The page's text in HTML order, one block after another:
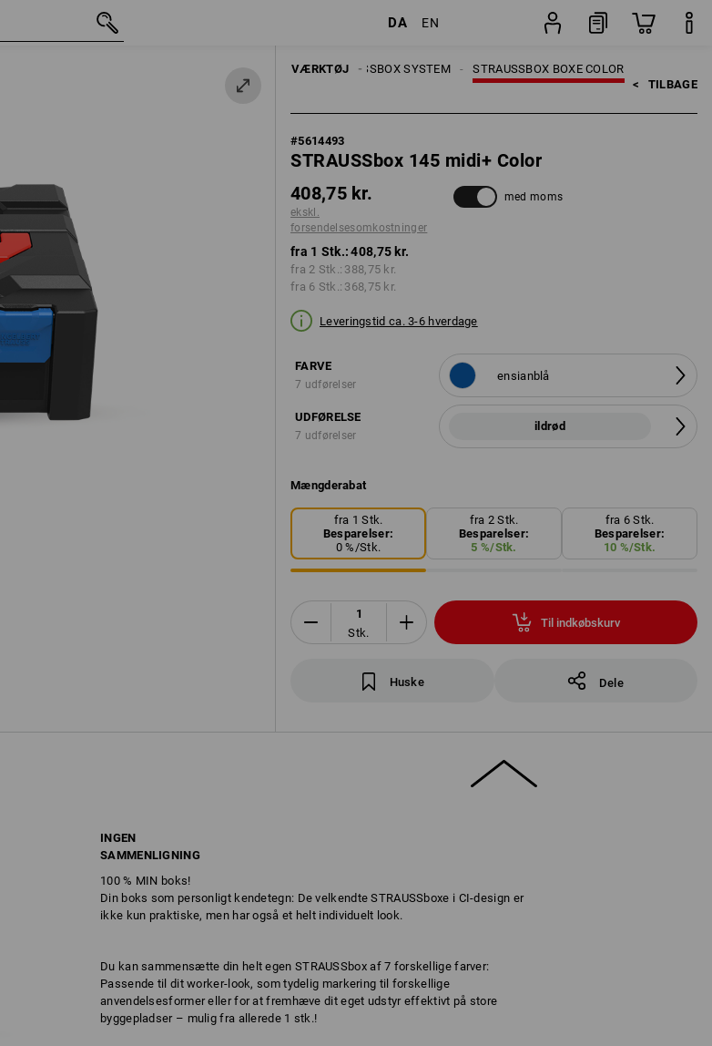
DA EN
VÆRKTØJ STRAUSSBOX BOXE COLOR
STRAUSSBOX SYSTEM
HÅNDVÆRKTØJER
< TILBAGE
#5614493
STRAUSSbox 145 midi+ Color
408,75 kr.
ekskl.
forsendelsesomkostninger
med moms
fra 1 Stk.: 408,75 kr.
fra 2 Stk.: 388,75 kr.
fra 6 Stk.: 368,75 kr.
Leveringstid ca. 3-6 hverdage
FARVE
7 udførelser
ensianblå
UDFØRELSE
7 udførelser
ildrød
Mængderabat
fra 1 Stk.
Besparelser:
0 %/Stk.
fra 2 Stk.
Besparelser:
5 %/Stk.
fra 6 Stk.
Besparelser:
10 %/Stk.
Stk.
Til indkøbskurv
Huske Dele
408,75 kr.
INGEN
SAMMENLIGNING
100 % MIN boks!
Din boks som personligt kendetegn: De velkendte STRAUSSboxe i CI-design er
ikke kun praktiske, men har også et helt individuelt look.
Du kan sammensætte din helt egen STRAUSSbox af 7 forskellige farver:
Passende til dit worker-look, som tydelig markering til forskellige
anvendelsesformer eller for at fremhæve dit eget udstyr effektivt på store
byggepladser – mulig fra allerede 1 stk.!